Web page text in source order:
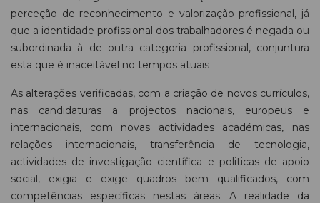
perceção de reconhecimento e valorização profissional, já
que a identidade profissional dos trabalhadores é negada ou
subordinada à de outra categoria profissional, conjuntura
esta que é inaceitável no tempos atuais
As alterações verificadas, com a criação de novos currículos,
nas candidaturas a projectos nacionais, europeus e
internacionais, com novas actividades académicas, nas
relações internacionais, transferência de tecnologia,
actividades de investigação científica e politicas de apoio
social, exigia e exige quadros bem qualificados, com
competências específicas nestas áreas. A realidade da